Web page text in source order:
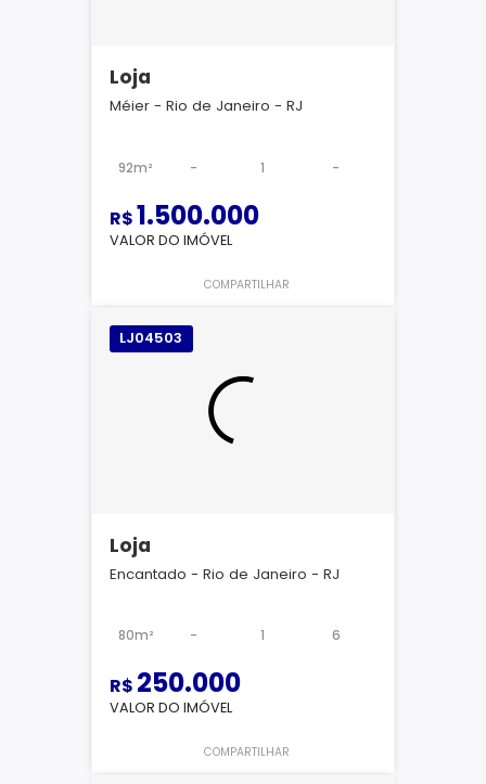
Loja
Méier - Rio de Janeiro - RJ
92m² - 1 -
R$1.500.000
VALOR DO IMÓVEL
COMPARTILHAR
LJ04503
Loja
Encantado - Rio de Janeiro - RJ
80m² - 1 6
R$ 250.000
VALOR DO IMÓVEL
COMPARTILHAR